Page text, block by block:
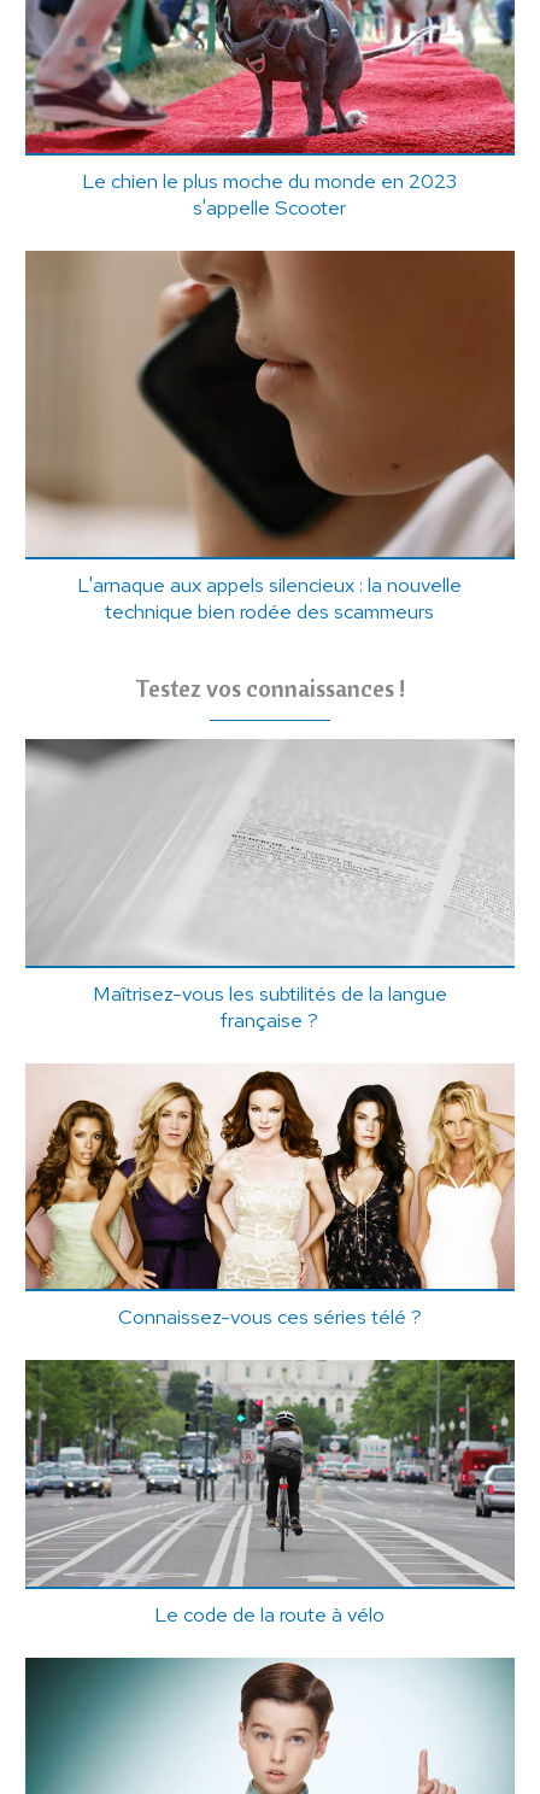
Le chien le plus moche du monde en 2023
s'appelle Scooter
L'arnaque aux appels silencieux : la nouvelle
technique bien rodée des scammeurs
Testez vos connaissances !
Maîtrisez-vous les subtilités de la langue
française ?
Connaissez-vous ces séries télé ?
Le code de la route à vélo